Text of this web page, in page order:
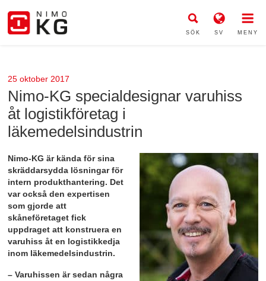
SÖK SV MENY
25 oktober 2017
Nimo-KG specialdesignar varuhiss
åt logistikföretag i
läkemedelsindustrin
Nimo-KG är kända för sina
skräddarsydda lösningar för
intern produkthantering. Det
var också den expertisen
som gjorde att
skåneföretaget fick
uppdraget att konstruera en
varuhiss åt en logistikkedja
inom läkemedelsindustrin.
– Varuhissen är sedan några